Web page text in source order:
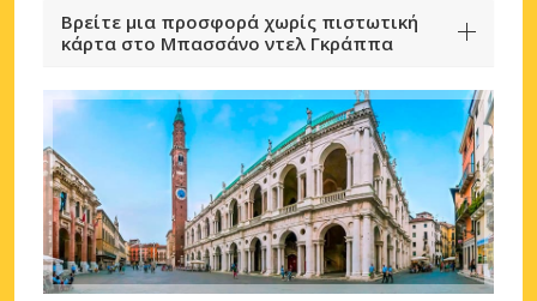
Βρείτε μια προσφορά χωρίς πιστωτική
κάρτα στο Μπασσάνο ντελ Γκράππα